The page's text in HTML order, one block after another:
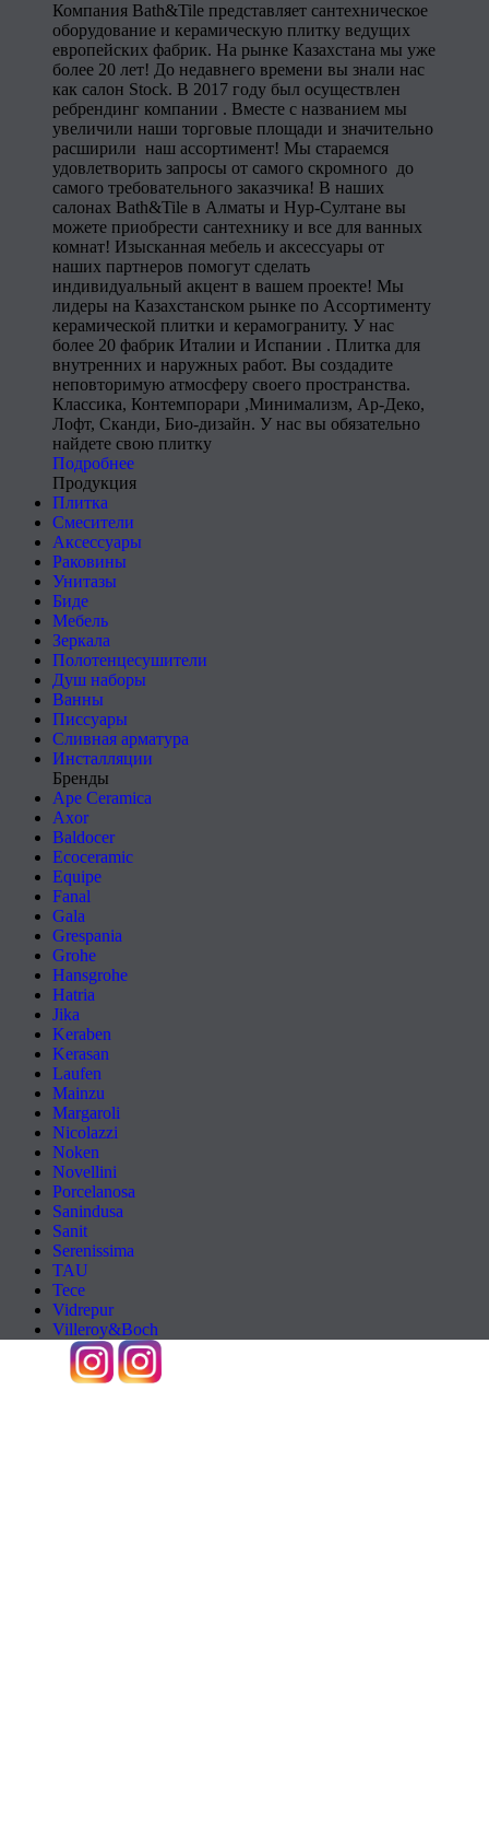
Компания Bath&Tile представляет сантехническое
оборудование и керамическую плитку ведущих
европейских фабрик. На рынке Казахстана мы уже
более 20 лет! До недавнего времени вы знали нас
как салон Stock. В 2017 году был осуществлен
ребрендинг компании . Вместе с названием мы
увеличили наши торговые площади и значительно
расширили наш ассортимент! Мы стараемся
удовлетворить запросы от самого скромного до
самого требовательного заказчика! В наших
салонах Bath&Tile в Алматы и Нур-Султане вы
можете приобрести сантехнику и все для ванных
комнат! Изысканная мебель и аксессуары от
наших партнеров помогут сделать
индивидуальный акцент в вашем проекте! Мы
лидеры на Казахстанском рынке по Ассортименту
керамической плитки и керамограниту. У нас
более 20 фабрик Италии и Испании . Плитка для
внутренних и наружных работ. Вы создадите
неповторимую атмосферу своего пространства.
Классика, Контемпорари ,Минимализм, Ар-Деко,
Лофт, Сканди, Био-дизайн. У нас вы обязательно
найдете свою плитку
Подробнее
Продукция
Плитка
Смесители
Аксессуары
Раковины
Унитазы
Биде
Мебель
Зеркала
Полотенцесушители
Душ наборы
Ванны
Писсуары
Сливная арматура
Инсталляции
Бренды
Ape Ceramica
Axor
Baldocer
Ecoceramic
Equipe
Fanal
Gala
Grespania
Grohe
Hansgrohe
Hatria
Jika
Keraben
Kerasan
Laufen
Mainzu
Margaroli
Nicolazzi
Noken
Novellini
Porcelanosa
Sanindusa
Sanit
Serenissima
TAU
Tece
Vidrepur
Villeroy&Boch